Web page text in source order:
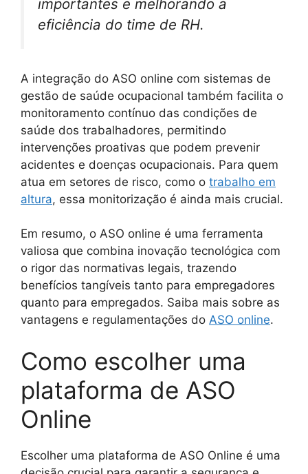
importantes e melhorando a
eficiência do time de RH.
A integração do ASO online com sistemas de
gestão de saúde ocupacional também facilita o
monitoramento contínuo das condições de
saúde dos trabalhadores, permitindo
intervenções proativas que podem prevenir
acidentes e doenças ocupacionais. Para quem
atua em setores de risco, como o trabalho em
altura, essa monitorização é ainda mais crucial.
Em resumo, o ASO online é uma ferramenta
valiosa que combina inovação tecnológica com
o rigor das normativas legais, trazendo
benefícios tangíveis tanto para empregadores
quanto para empregados. Saiba mais sobre as
vantagens e regulamentações do ASO online.
Como escolher uma
plataforma de ASO
Online
Escolher uma plataforma de ASO Online é uma